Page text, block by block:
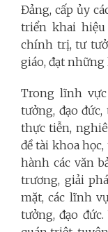
Đảng, cấp ủy
triển khai hiệu
chính trị, tư
giáo, đạt những
Trong lĩnh
tưởng, đạo
thực tiễn,
đề tài khoa
hành các văn
trương, giải
mặt, các lĩnh
tưởng, đạo